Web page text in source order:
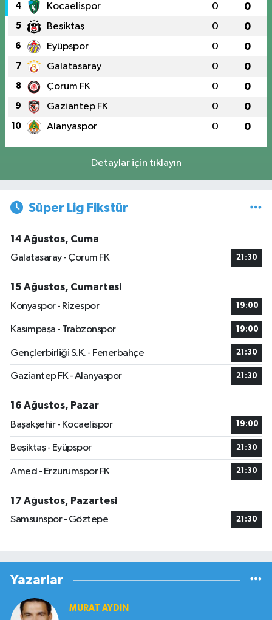
4 Kocaelispor 0 0
5 Beşiktaş 0 0
6 Eyüpspor 0 0
7 Galatasaray 0 0
8 Çorum FK 0 0
9 Gaziantep FK 0 0
10 Alanyaspor 0 0
Detaylar için tıklayın
Süper Lig Fikstür
14 Ağustos, Cuma
Galatasaray - Çorum FK
21:30
15 Ağustos, Cumartesi
Konyaspor - Rizespor
19:00
Kasımpaşa - Trabzonspor 19:00
Gençlerbirliği S.K. - Fenerbahçe 21:30
Gaziantep FK - Alanyaspor 21:30
16 Ağustos, Pazar
Başakşehir - Kocaelispor
19:00
Beşiktaş - Eyüpspor 21:30
Amed - Erzurumspor FK 21:30
17 Ağustos, Pazartesi
Samsunspor - Göztepe
21:30
Yazarlar
MURAT AYDIN